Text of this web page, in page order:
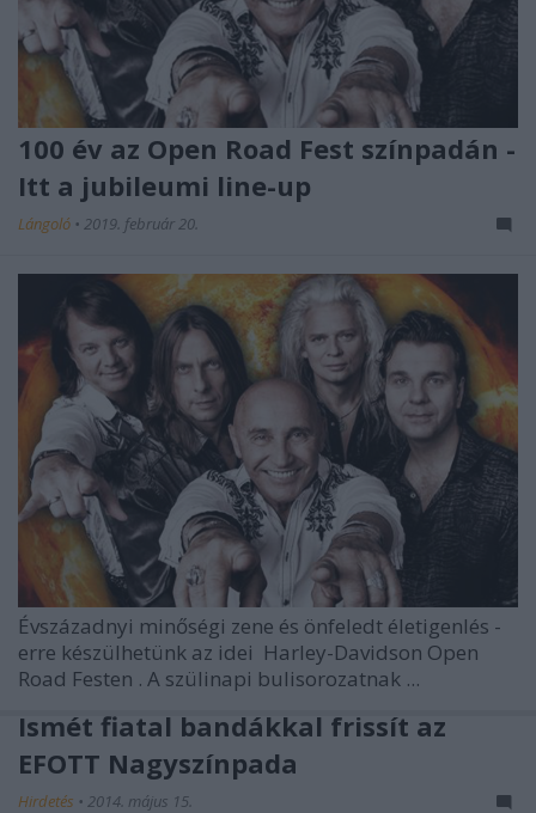
100 év az Open Road Fest színpadán -
Itt a jubileumi line-up
Lángoló • 2019. február 20.
Évszázadnyi minőségi zene és önfeledt életigenlés -
erre készülhetünk az idei Harley-Davidson Open
Road Festen . A szülinapi bulisorozatnak ...
Ismét fiatal bandákkal frissít az
EFOTT Nagyszínpada
Hirdetés • 2014. május 15.